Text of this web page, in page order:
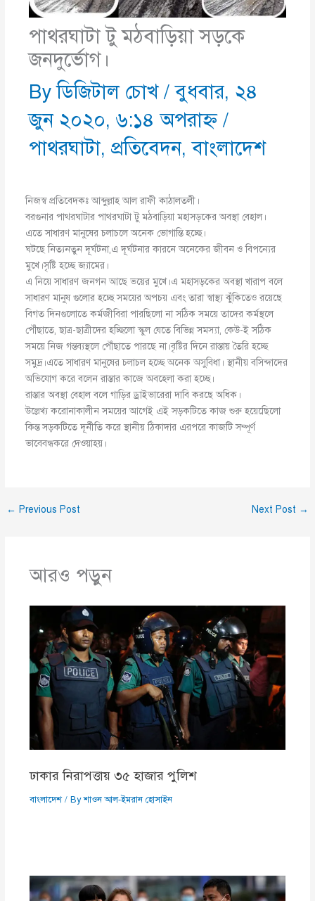
পাথরঘাটা টু মঠবাড়িয়া সড়কে
জনদুর্ভোগ।
Byডিজিটাল চোখ/বুধবার, ২৪
জুন ২০২০, ৬:১৪ অপরাহ্ণ/
পাথরঘাটা,প্রতিবেদন,বাংলাদেশ
নিজস্ব প্রতিবেদকঃ আব্দুল্লাহ আল রাফী কাঠালতলী।
বরগুনার পাথরঘাটার পাথরঘাটা টু মঠবাড়িয়া মহাসড়কের অবস্থা বেহাল।
এতে সাধারণ মানুষের চলাচলে অনেক ভোগান্তি হচ্ছে।
ঘটছে নিত্যনতুন দূর্ঘটনা,এ দূর্ঘটনার কারনে অনেকের জীবন ও বিপন্যের
মুখে।সৃষ্টি হচ্ছে জ্যামের।
এ নিয়ে সাধারণ জনগন আছে ভয়ের মুখে।এ মহাসড়কের অবস্থা খারাপ বলে
সাধারণ মানুষ গুলোর হচ্ছে সময়ের অপচয় এবং তারা স্বাস্থ্য ঝুঁকিতেও রয়েছে
বিগত দিনগুলোতে কর্মজীবিরা পারছিলো না সঠিক সময়ে তাদের কর্মস্থলে
পৌঁছাতে, ছাত্র-ছাত্রীদের হচ্ছিলো স্কুল যেতে বিভিন্ন সমস্যা, কেউ-ই সঠিক
সময়ে নিজ গন্তব্যস্থলে পৌঁছাতে পারছে না।বৃষ্টির দিনে রাস্তায় তৈরি হচ্ছে
সমুদ্র।এতে সাধারণ মানুষের চলাচল হচ্ছে অনেক অসুবিধা। স্থানীয় বসিন্দাদের
অভিযোগ করে বলেন রাস্তার কাজে অবহেলা করা হচ্ছে।
রাস্তার অবস্থা বেহাল বলে গাড়ির ড্রাইভারেরা দাবি করছে অধিক।
উল্লেখ্য করোনাকালীন সময়ের আগেই এই সড়কটিতে কাজ শুরু হয়েছেিলো
কিন্ত সড়কটিতে দূর্নীতি করে স্থানীয় ঠিকাদার এরপরে কাজটি সম্পূর্ণ
ভাবেবন্ধকরে দেওয়াহয়।
← Previous Post Next Post →
আরও পড়ুন
ঢাকার নিরাপত্তায় ৩৫ হাজার পুলিশ
বাংলাদেশ/ Byশাওন আল-ইমরান হোসাইন